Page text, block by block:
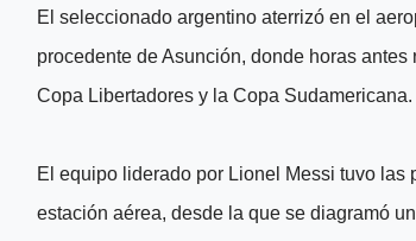
El seleccionado argentino aterrizó en el
procedente de Asunción, donde horas
Copa Libertadores y la Copa Sudamericana.
El equipo liderado por Lionel Messi tuvo
estación aérea, desde la que se diagramó